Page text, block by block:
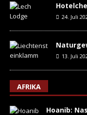
24. Juli
13. Juli
AFRIKA
Hoanib: